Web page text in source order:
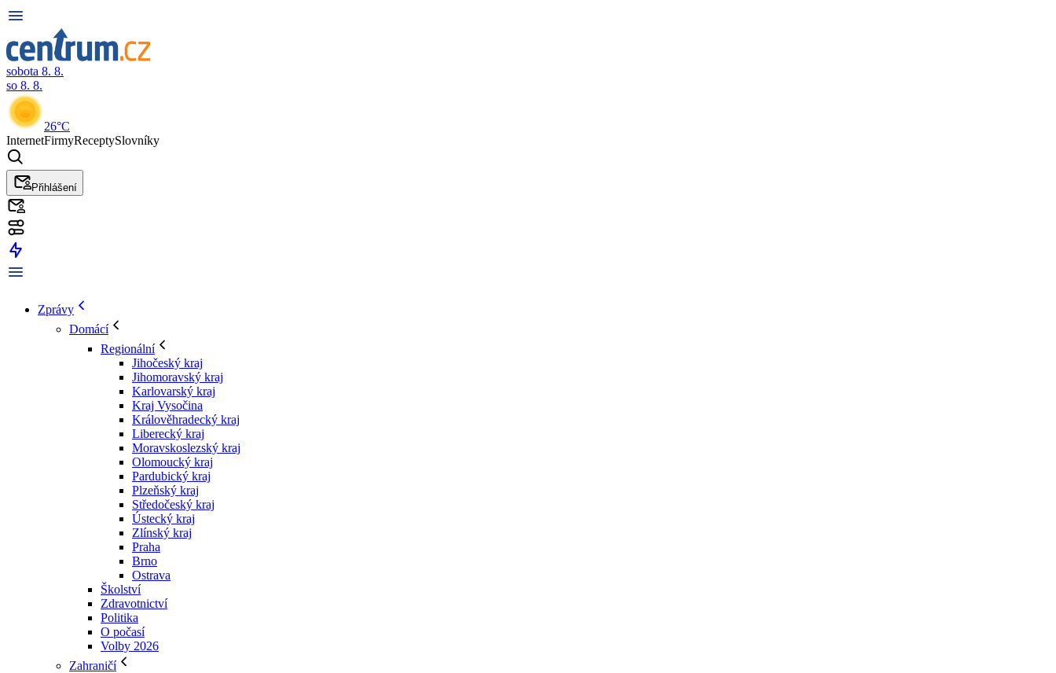
sobota 8. 8.
so 8. 8.
26°C
InternetFirmyReceptySlovníky
Přihlášení
Zprávy
Domácí
Regionální
Jihočeský kraj
Jihomoravský kraj
Karlovarský kraj
Kraj Vysočina
Králověhradecký kraj
Liberecký kraj
Moravskoslezský kraj
Olomoucký kraj
Pardubický kraj
Plzeňský kraj
Středočeský kraj
Ústecký kraj
Zlínský kraj
Praha
Brno
Ostrava
Školství
Zdravotnictví
Politika
O počasí
Volby 2026
Zahraničí